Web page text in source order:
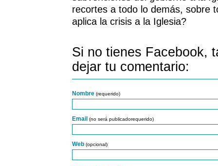
recortes a todo lo demás, sobre
aplica la crisis a la Iglesia?
Si no tienes Facebook,
dejar tu comentario:
Nombre (requerido)
Email (no será publicadorequerido)
Web (opcional)